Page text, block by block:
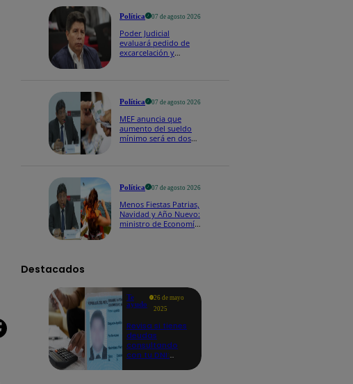
Política 07 de agosto 2026
Poder Judicial
evaluará pedido de
excarcelación y
Política 07 de agosto 2026
MEF anuncia que
aumento del sueldo
mínimo será en dos
Política 07 de agosto 2026
Menos Fiestas Patrias,
Navidad y Año Nuevo:
ministro de Economía
Destacados
Te
ayudo
26 de mayo
2025
Revisa si tienes
deudas
consultando
con tu DNI: